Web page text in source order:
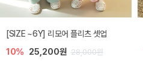
[SIZE ~6Y] 리모어 플리츠 셋업
10% 25,200원 28,000원